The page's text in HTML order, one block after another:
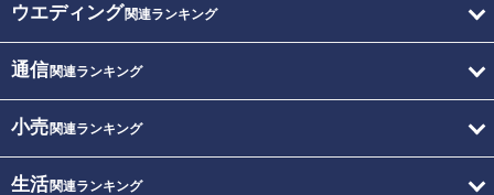
ウエディング関連ランキング
通信関連ランキング
小売関連ランキング
生活関連ランキング